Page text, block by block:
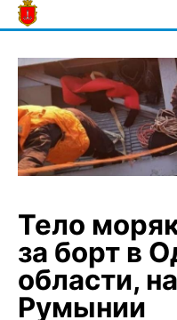
Skip
to
Тело
за борт в
области,
Румынии